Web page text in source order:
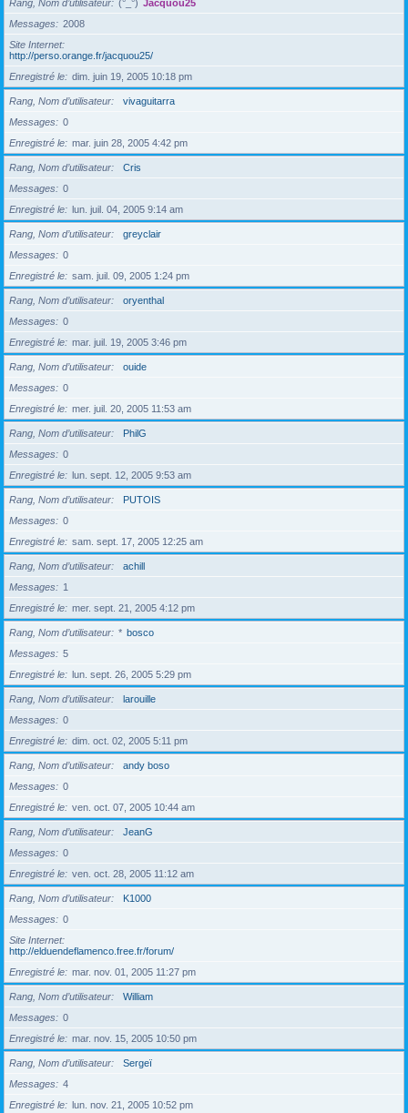
Rang, Nom d’utilisateur (°_°) Jacquou25
Messages
2008
Site Internet
http://perso.orange.fr/jacquou25/
Enregistré le
dim. juin 19, 2005 10:18 pm
Rang, Nom d’utilisateur
vivaguitarra
Messages
0
Enregistré le
mar. juin 28, 2005 4:42 pm
Rang, Nom d’utilisateur
Cris
Messages
0
Enregistré le
lun. juil. 04, 2005 9:14 am
Rang, Nom d’utilisateur
greyclair
Messages
0
Enregistré le
sam. juil. 09, 2005 1:24 pm
Rang, Nom d’utilisateur
oryenthal
Messages
0
Enregistré le
mar. juil. 19, 2005 3:46 pm
Rang, Nom d’utilisateur
ouide
Messages
0
Enregistré le
mer. juil. 20, 2005 11:53 am
Rang, Nom d’utilisateur
PhilG
Messages
0
Enregistré le
lun. sept. 12, 2005 9:53 am
Rang, Nom d’utilisateur
PUTOIS
Messages
0
Enregistré le
sam. sept. 17, 2005 12:25 am
Rang, Nom d’utilisateur
achill
Messages
1
Enregistré le
mer. sept. 21, 2005 4:12 pm
Rang, Nom d’utilisateur * bosco
Messages
5
Enregistré le
lun. sept. 26, 2005 5:29 pm
Rang, Nom d’utilisateur
larouille
Messages
0
Enregistré le
dim. oct. 02, 2005 5:11 pm
Rang, Nom d’utilisateur
andy boso
Messages
0
Enregistré le
ven. oct. 07, 2005 10:44 am
Rang, Nom d’utilisateur
JeanG
Messages
0
Enregistré le
ven. oct. 28, 2005 11:12 am
Rang, Nom d’utilisateur
K1000
Messages
0
Site Internet
http://elduendeflamenco.free.fr/forum/
Enregistré le
mar. nov. 01, 2005 11:27 pm
Rang, Nom d’utilisateur
William
Messages
0
Enregistré le
mar. nov. 15, 2005 10:50 pm
Rang, Nom d’utilisateur
Sergeï
Messages
4
Enregistré le
lun. nov. 21, 2005 10:52 pm